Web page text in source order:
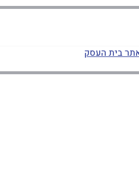
בית העסק